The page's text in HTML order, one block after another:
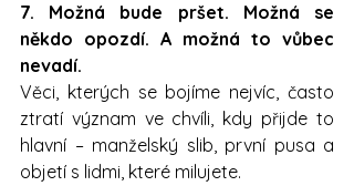
7. Možná bude pršet. Možná se
někdo opozdí. A možná to vůbec
nevadí.
Věci, kterých se bojíme nejvíc, často
ztratí význam ve chvíli, kdy přijde to
hlavní – manželský slib, první pusa a
objetí s lidmi, které milujete.